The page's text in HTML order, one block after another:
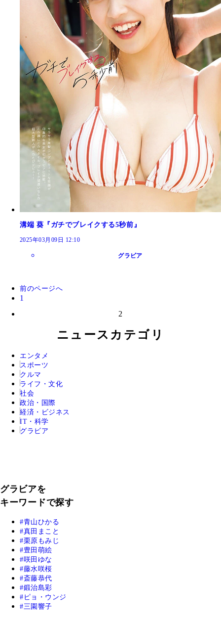
溝端 葵『ガチでブレイクする5秒前』
2025年03月09日 12:10
グラビア
前のページへ
1
2
ニュースカテゴリ
エンタメ
スポーツ
クルマ
ライフ・文化
社会
政治・国際
経済・ビジネス
IT・科学
グラビア
グラビアを
キーワードで探す
青山ひかる
真田まこと
栗原もみじ
豊田萌絵
咲田ゆな
藤水咲桜
斎藤恭代
鍛治島彩
ピョ・ウンジ
三園響子